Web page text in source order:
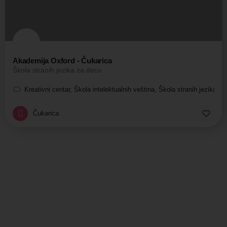
Akademija Oxford - Čukarica
Škola stranih jezika za decu
Kreativni centar, Škola intelektualnih veština, Škola stranih jezika,
Čukarica